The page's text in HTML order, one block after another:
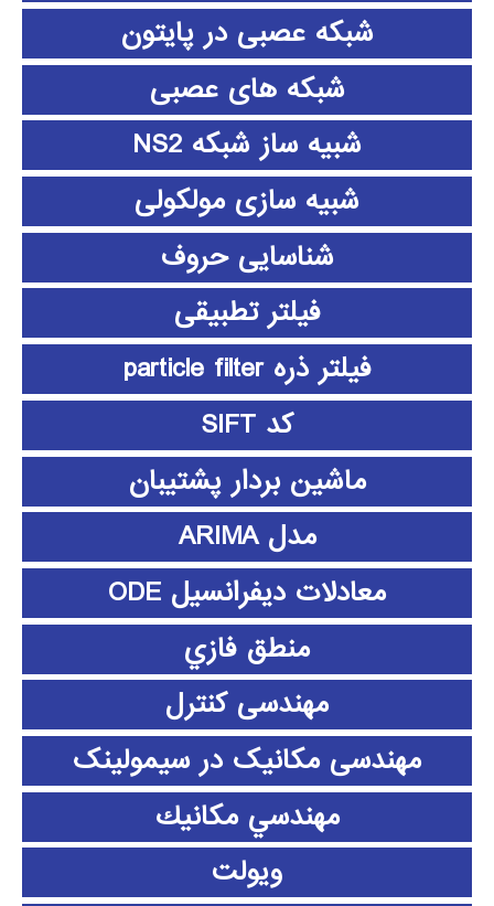
شبکه عصبی در پایتون
شبکه های عصبی
شبیه ساز شبکه NS2
شبیه سازی مولکولی
شناسایی حروف
فیلتر تطبیقی
فیلتر ذره particle filter
کد SIFT
ماشین بردار پشتیبان
مدل ARIMA
معادلات دیفرانسیل ODE
منطق فازي
مهندسی کنترل
مهندسی مکانیک در سیمولینک
مهندسي مكانيك
ویولت